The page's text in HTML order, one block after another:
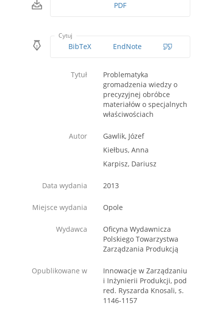
PDF
Cytuj
BibTeX EndNote
Tytuł
Problematyka
gromadzenia wiedzy o
precyzyjnej obróbce
materiałów o specjalnych
właściwościach
Autor
Gawlik, Józef
Kiełbus, Anna
Karpisz, Dariusz
Data wydania 2013
Miejsce wydania Opole
Wydawca
Oficyna Wydawnicza
Polskiego Towarzystwa
Zarządzania Produkcją
Opublikowane w
Innowacje w Zarządzaniu
i Inżynierii Produkcji, pod
red. Ryszarda Knosali, s.
1146-1157